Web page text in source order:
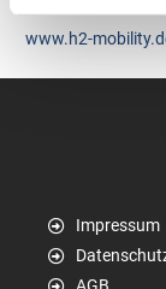
www.h2-
Impressum